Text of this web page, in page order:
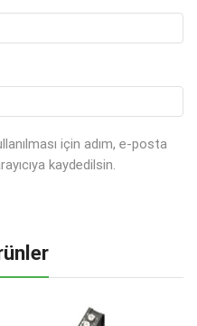
için adım, e-posta
kaydedilsin.